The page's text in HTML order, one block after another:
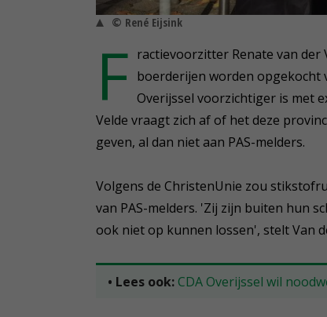
© René Eijsink
F ractievoorzitter Renate van der
boerderijen worden opgekocht
Overijssel voorzichtiger is met
Velde vraagt zich af of het deze
geven, al dan niet aan PAS-melders.
Volgens de ChristenUnie zou
van PAS-melders. 'Zij zijn buiten hun
ook niet op kunnen lossen', stelt Van
• Lees ook: CDA Overijssel wil